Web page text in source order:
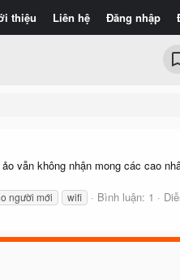
thiệu Liên hệ Đăng nhập
vẫn không nhận mong các cao
người mới wifi Bình luận: 1